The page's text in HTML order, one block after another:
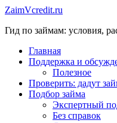
Перейти
содержимому
ZaimVcredit.ru
Гид по займам: условия,
Главная
Поддержка и
Полезное
Проверить: дадут
Подбор займа
Экспертный
Без справок